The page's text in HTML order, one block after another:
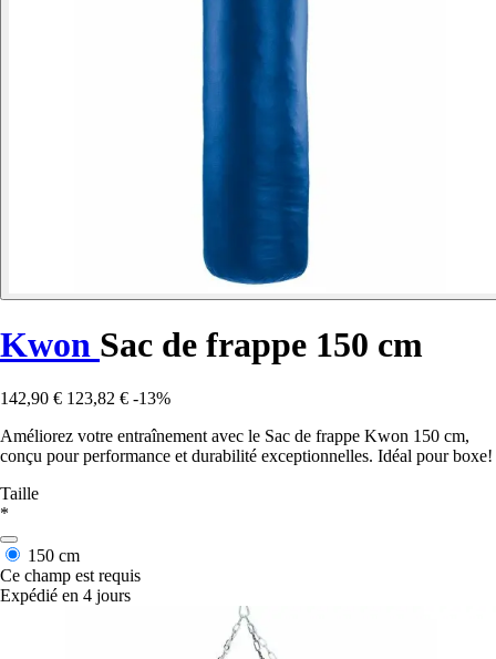
Kwon Sac de frappe 150 cm
142,90 € 123,82 € -13%
Améliorez votre entraînement avec le Sac de frappe Kwon 150 cm,
conçu pour performance et durabilité exceptionnelles. Idéal pour boxe!
Taille
*
150 cm
Ce champ est requis
Expédié en 4 jours